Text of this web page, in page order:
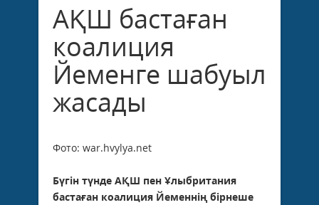
АҚШ бастаған
коалиция
Йеменге шабуыл
жасады
Фото: war.hvylya.net
Бүгін түнде АҚШ пен Ұлыбритания
бастаған коалиция Йеменнің бірнеше